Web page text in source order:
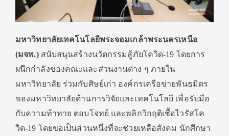
มหาวิทยาลัยเทคโนโลยีพระจอมเกล้าพระนครเหนือ
(มจพ.)สนับสนุนสร้างนวัตกรรมสู้ภัยโควิด-19 โดยการ
ผนึกกำลังของคณะและส่วนงานต่าง ๆ ภายใน
มหาวิทยาลัย ร่วมกับศิษย์เก่า องค์กรเครือข่ายพันธมิตร
ของมหาวิทยาลัยด้านการวิจัยและเทคโนโลยี เพื่อรับมือ
กับความท้าทาย ตอบโจทย์ และพลิกวิกฤติเชื้อไวรัสโค
วิด-19 โดยขอเป็นส่วนหนึ่งที่จะช่วยเหลือสังคม นักศึกษา